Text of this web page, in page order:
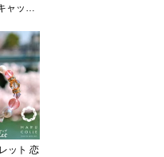
ャッチ
スタ
水 開運
北欧雑
ア 観葉
ランツ
おしゃ
日 プレ
越し祝
祝い
ット 恋